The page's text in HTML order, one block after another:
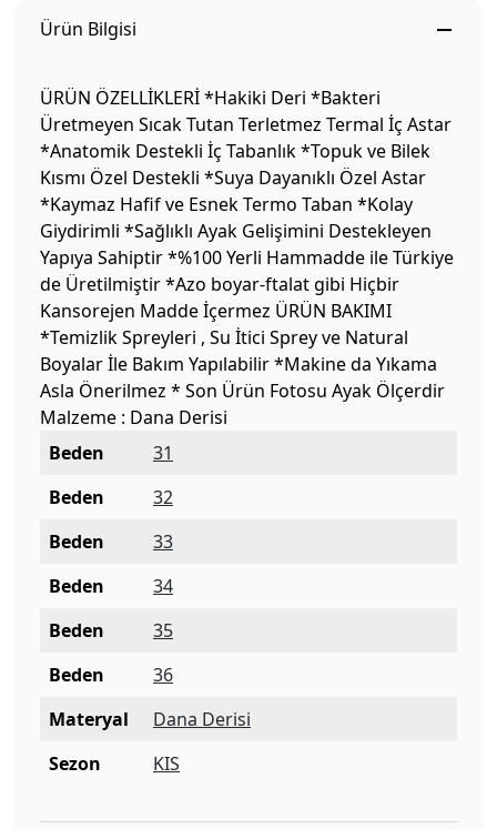
Ürün Bilgisi
ÜRÜN ÖZELLİKLERİ *Hakiki Deri *Bakteri
Üretmeyen Sıcak Tutan Terletmez Termal İç Astar
*Anatomik Destekli İç Tabanlık *Topuk ve Bilek
Kısmı Özel Destekli *Suya Dayanıklı Özel Astar
*Kaymaz Hafif ve Esnek Termo Taban *Kolay
Giydirimli *Sağlıklı Ayak Gelişimini Destekleyen
Yapıya Sahiptir *%100 Yerli Hammadde ile Türkiye
de Üretilmiştir *Azo boyar-ftalat gibi Hiçbir
Kansorejen Madde İçermez ÜRÜN BAKIMI
*Temizlik Spreyleri , Su İtici Sprey ve Natural
Boyalar İle Bakım Yapılabilir *Makine da Yıkama
Asla Önerilmez * Son Ürün Fotosu Ayak Ölçerdir
Malzeme : Dana Derisi
Beden
31
Beden
32
Beden
33
Beden
34
Beden
35
Beden
36
Materyal
Dana Derisi
Sezon
KIS